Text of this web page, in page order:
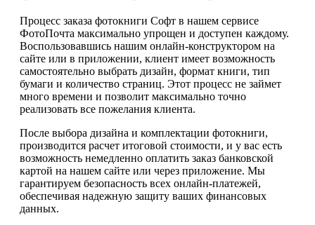
Процесс заказа фотокниги Софт в нашем сервисе
ФотоПочта максимально упрощен и доступен каждому.
Воспользовавшись нашим онлайн-конструктором на
сайте или в приложении, клиент имеет возможность
самостоятельно выбрать дизайн, формат книги, тип
бумаги и количество страниц. Этот процесс не займет
много времени и позволит максимально точно
реализовать все пожелания клиента.
После выбора дизайна и комплектации фотокниги,
производится расчет итоговой стоимости, и у вас есть
возможность немедленно оплатить заказ банковской
картой на нашем сайте или через приложение. Мы
гарантируем безопасность всех онлайн-платежей,
обеспечивая надежную защиту ваших финансовых
данных.